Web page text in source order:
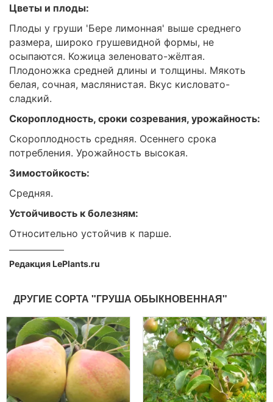
Цветы и плоды:
Плоды у груши 'Бере лимонная' выше среднего
размера, широко грушевидной формы, не
осыпаются. Кожица зеленовато-жёлтая.
Плодоножка средней длины и толщины. Мякоть
белая, сочная, маслянистая. Вкус кисловато-
сладкий.
Скороплодность, сроки созревания, урожайность:
Скороплодность средняя. Осеннего срока
потребления. Урожайность высокая.
Зимостойкость:
Средняя.
Устойчивость к болезням:
Относительно устойчив к парше.
Редакция LePlants.ru
ДРУГИЕ СОРТА "ГРУША ОБЫКНОВЕННАЯ"